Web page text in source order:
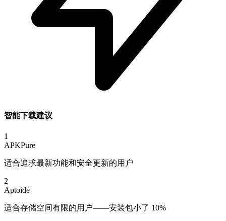
智能下载建议
1
APKPure
适合追求最新功能和安全更新的用户
2
Aptoide
适合存储空间有限的用户——安装包小了 10%